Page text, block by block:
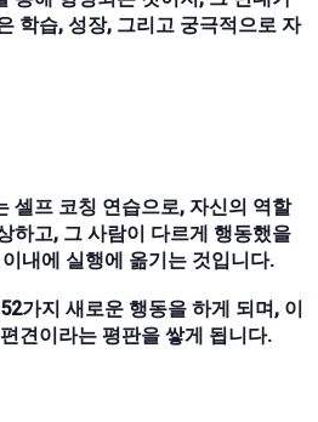
학습, 성장, 그리고 궁극적으로 자
셀프 코칭 연습으로, 자신의 역할
하고, 그 사람이 다르게 행동했을
내에 실행에 옮기는 것입니다.
가지 새로운 행동을 하게 되며, 이
견이라는 평판을 쌓게 됩니다.